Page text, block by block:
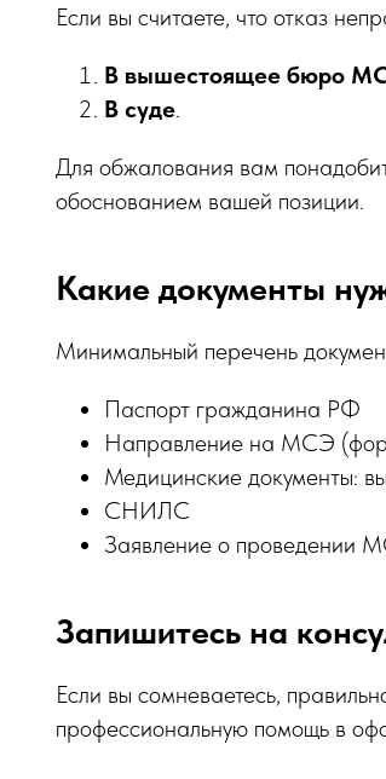
Если вы считаете, что отказ
В вышестоящее бюро
В суде.
Для обжалования вам
обоснованием вашей позиции.
Какие документы
Минимальный перечень
Паспорт гражданина РФ
Направление на МСЭ
Медицинские документы:
СНИЛС
Заявление о проведении
Запишитесь на
Если вы сомневаетесь,
профессиональную помощь в